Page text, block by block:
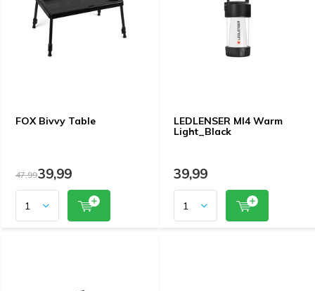
FOX Bivvy Table
47,9939,99
LEDLENSER Ml4 Warm
Light_Black
39,99